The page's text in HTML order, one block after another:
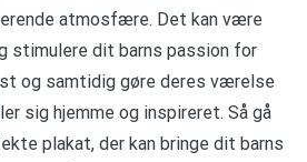
atmosfære. Det kan være
stimulere dit barns passion for
og samtidig gøre deres værelse
sig hjemme og inspireret. Så gå
plakat, der kan bringe dit barns